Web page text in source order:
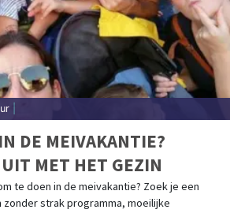
DE MEIVAKANTIE?
MET HET GEZIN
te doen in de meivakantie? Zoek je een
strak programma, moeilijke